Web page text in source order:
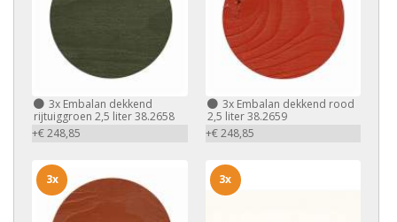
3x Embalan dekkend
rijtuiggroen 2,5 liter 38.2658
+€ 248,85
3xEmbalan dekkend rood
2,5 liter 38.2659
+€ 248,85
3x 3x